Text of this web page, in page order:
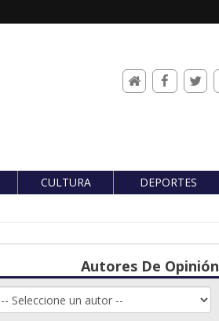
CULTURA DEPORTES
Autores De Opinión